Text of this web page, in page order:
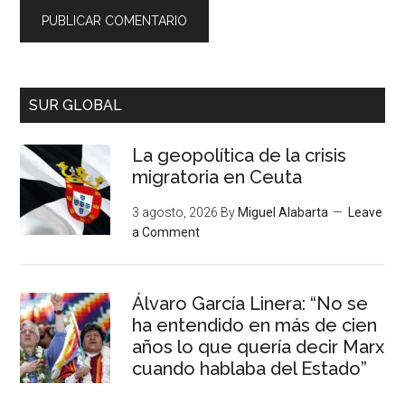
SUR GLOBAL
La geopolítica de la crisis
migratoria en Ceuta
3 agosto, 2026 By Miguel Alabarta
Leave
a Comment
Álvaro García Linera: “No se
ha entendido en más de cien
años lo que quería decir Marx
cuando hablaba del Estado”